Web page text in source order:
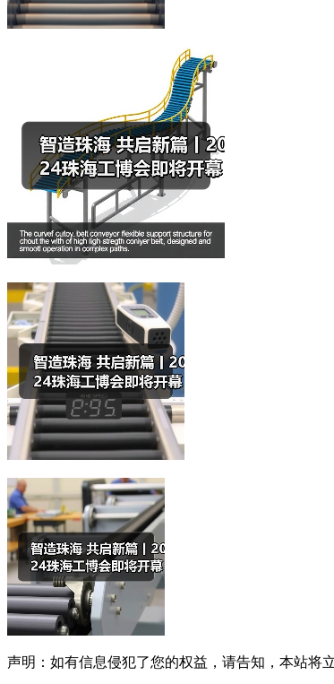
声明：如有信息侵犯了您的权益，请告知，本站将立